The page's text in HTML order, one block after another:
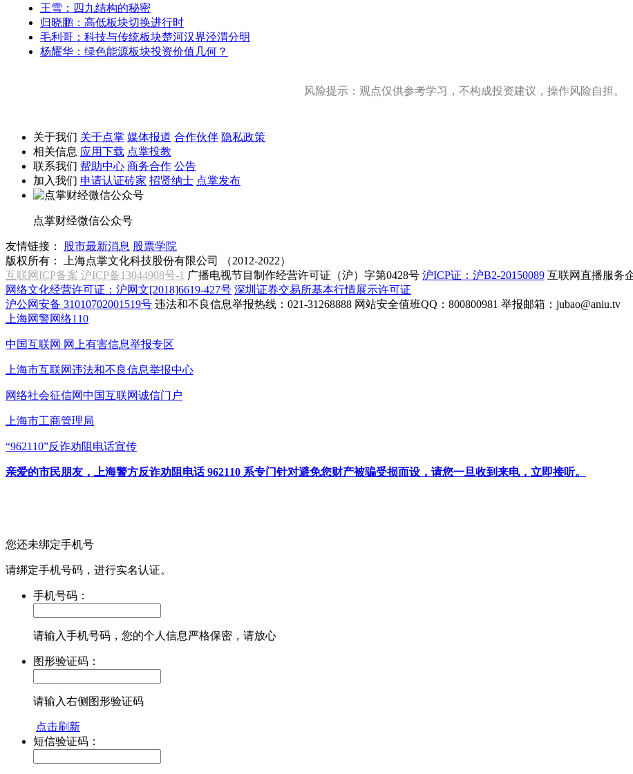
王雪：四九结构的秘密
归晓鹏：高低板块切换进行时
毛利哥：科技与传统板块楚河汉界泾渭分明
杨耀华：绿色能源板块投资价值几何？
风险提示：观点仅供参考学习，不构成投资建议，操作风险自担。
关于我们 关于点掌 媒体报道 合作伙伴 隐私政策
相关信息 应用下载 点掌投教
联系我们 帮助中心 商务合作 公告
加入我们 申请认证砖家 招贤纳士 点掌发布
点掌财经微信公众号
友情链接： 股市最新消息 股票学院
版权所有：
上海点掌文化科技股份有限公司 （2012-2022）
互联网ICP备案 沪ICP备13044908号-1 广播电视节目制作经营许可证（沪）字第0428号 沪ICP证：沪B2-20150089 互联网直播服务
网络文化经营许可证：沪网文[2018]6619-427号 深圳证券交易所基本行情展示许可证
沪公网安备 31010702001519号 违法和不良信息举报热线：021-31268888 网站安全值班QQ：800800981 举报邮箱： jubao@aniu.tv
上海网警网络110
中国互联网 网上有害信息举报专区
上海市互联网违法和不良信息举报中心
网络社会征信网中国互联网诚信门户
上海市工商管理局
“962110”反诈劝阻电话宣传
亲爱的市民朋友，上海警方反诈劝阻电话 962110 系专门针对避免您财产被骗受损而设，请您一旦收到来电，立即接听。
您还未绑定手机号
请绑定手机号码，进行实名认证。
手机号码：
请输入手机号码，您的个人信息严格保密，请放心
图形验证码：
请输入右侧图形验证码
点击刷新
短信验证码：